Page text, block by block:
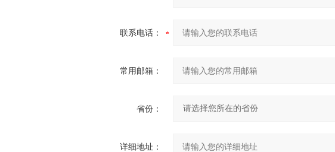
联系电话：
常用邮箱：
省份：
详细地址：